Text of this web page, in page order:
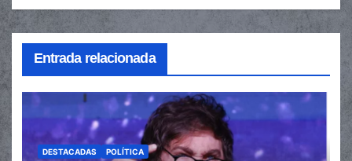
Entrada relacionada
DESTACADAS POLÍTICA